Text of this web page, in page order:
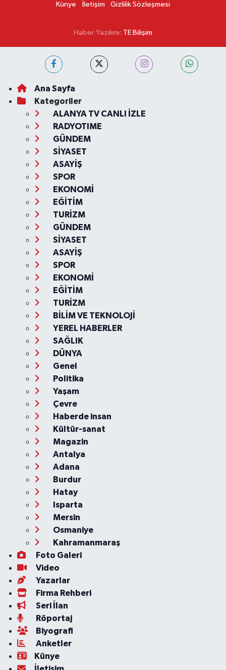
Künye İletişim Gizlilik Sözleşmesi
Haber Yazılımı: TE Bilişim
Ana Sayfa
Kategoriler
ALANYA TV CANLI İZLE
RADYOTIME
GÜNDEM
SİYASET
ASAYİŞ
SPOR
EKONOMİ
EĞİTİM
TURİZM
GÜNDEM
SİYASET
ASAYİŞ
SPOR
EKONOMİ
EĞİTİM
TURİZM
BİLİM VE TEKNOLOJİ
YEREL HABERLER
SAĞLIK
DÜNYA
Genel
Politika
Yaşam
Çevre
Haberde insan
Kültür-sanat
Magazin
Antalya
Adana
Burdur
Hatay
Isparta
Mersin
Osmaniye
Kahramanmaraş
Foto Galeri
Video
Yazarlar
Firma Rehberi
Seri İlan
Röportaj
Biyografi
Anketler
Künye